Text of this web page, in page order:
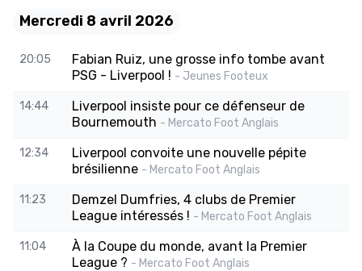
Mercredi 8 avril 2026
20:05
Fabian Ruiz, une grosse info tombe avant
PSG - Liverpool ! - Jeunes Footeux
14:44
Liverpool insiste pour ce défenseur de
Bournemouth - Mercato Foot Anglais
12:34
Liverpool convoite une nouvelle pépite
brésilienne - Mercato Foot Anglais
11:23
Demzel Dumfries, 4 clubs de Premier
League intéressés ! - Mercato Foot Anglais
11:04
À la Coupe du monde, avant la Premier
League ? - Mercato Foot Anglais